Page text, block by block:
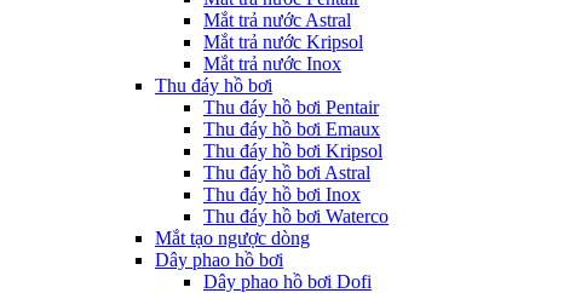
Mắt trả nước Astral
Mắt trả nước Kripsol
Mắt trả nước Inox
Thu đáy hồ bơi
Thu đáy hồ bơi Pentair
Thu đáy hồ bơi Emaux
Thu đáy hồ bơi Kripsol
Thu đáy hồ bơi Astral
Thu đáy hồ bơi Inox
Thu đáy hồ bơi Waterco
Mắt tạo ngược dòng
Dây phao hồ bơi
Dây phao hồ bơi Dofi